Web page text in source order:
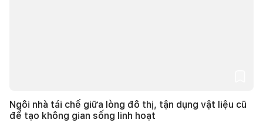
Ngôi nhà tái chế giữa lòng đô thị, tận dụng vật liệu cũ
để tạo không gian sống linh hoạt